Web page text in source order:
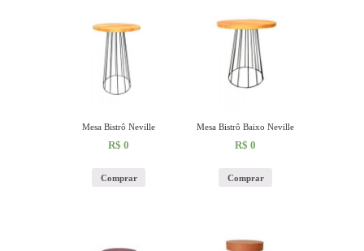
Mesa Bistrô Neville
R$ 0
Comprar
Mesa Bistrô Baixo Neville
R$ 0
Comprar